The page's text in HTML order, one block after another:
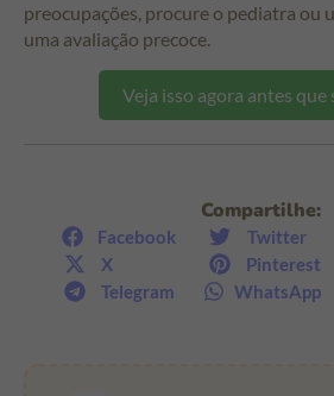
preocupações, procure o pediatra ou
uma avaliação precoce.
Veja isso agora antes que
Compartilhe:
Facebook Twitter
X
Pinterest
Telegram
WhatsApp